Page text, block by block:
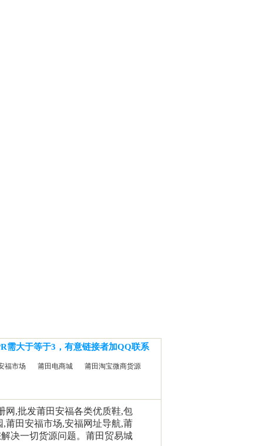
需大于等于3，有意链接者加QQ联系
福市场 莆田电商城 莆田淘宝微商货源
网,批发莆田安福各类优质鞋,包
莆田安福市场,安福网址导航,莆
决一切货源问题。莆田贸易城